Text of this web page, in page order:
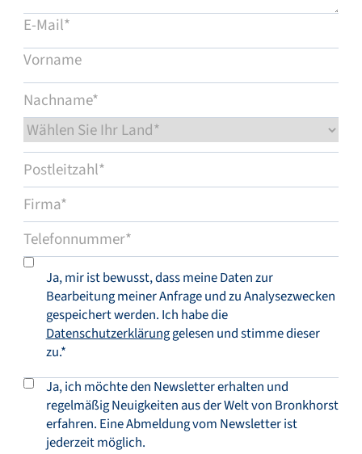
Kontakt aufnehmen
Ja, mir ist bewusst, dass meine Daten zur
Bearbeitung meiner Anfrage und zu Analysezwecken
gespeichert werden. Ich habe die
Datenschutzerklärunggelesen und stimme dieser
zu.*
Ja, ich möchte den Newsletter erhalten und
regelmäßig Neuigkeiten aus der Welt von Bronkhorst
erfahren. Eine Abmeldung vom Newsletter ist
jederzeit möglich.